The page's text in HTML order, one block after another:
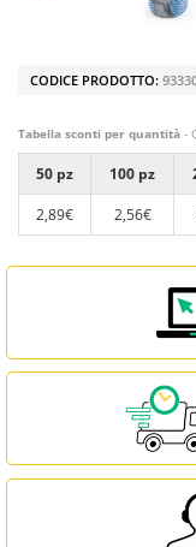
CODICE PRODOTTO:
Tabella sconti per quantità -
50 pz 100 pz
2,89€
2,56€